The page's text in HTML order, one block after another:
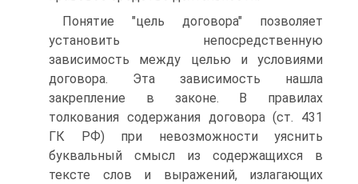
Понятие "цель договора" позволяет
установить непосредственную
зависимость между целью и условиями
договора. Эта зависимость нашла
закрепление в законе. В правилах
толкования содержания договора (ст. 431
ГК РФ) при невозможности уяснить
буквальный смысл из содержащихся в
тексте слов и выражений, излагающих